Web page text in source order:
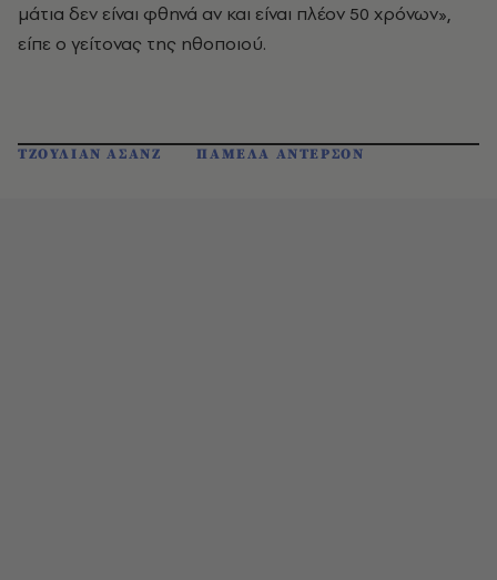
μάτια δεν είναι φθηνά αν και είναι πλέον 50 χρόνων»,
είπε ο γείτονας της ηθοποιού.
ΤΖΟΥΛΙΑΝ ΑΣΑΝΖ ΠΑΜΕΛΑ ΑΝΤΕΡΣΟΝ